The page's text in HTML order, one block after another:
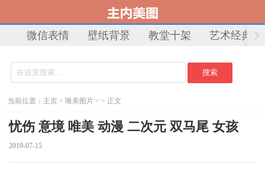
微信表情 壁纸背景 教堂十架 艺术经典
当前位置： 主页 >唯美图片 > > 正文
忧伤 意境 唯美 动漫 二次元 双马尾 女孩
2019-07-15